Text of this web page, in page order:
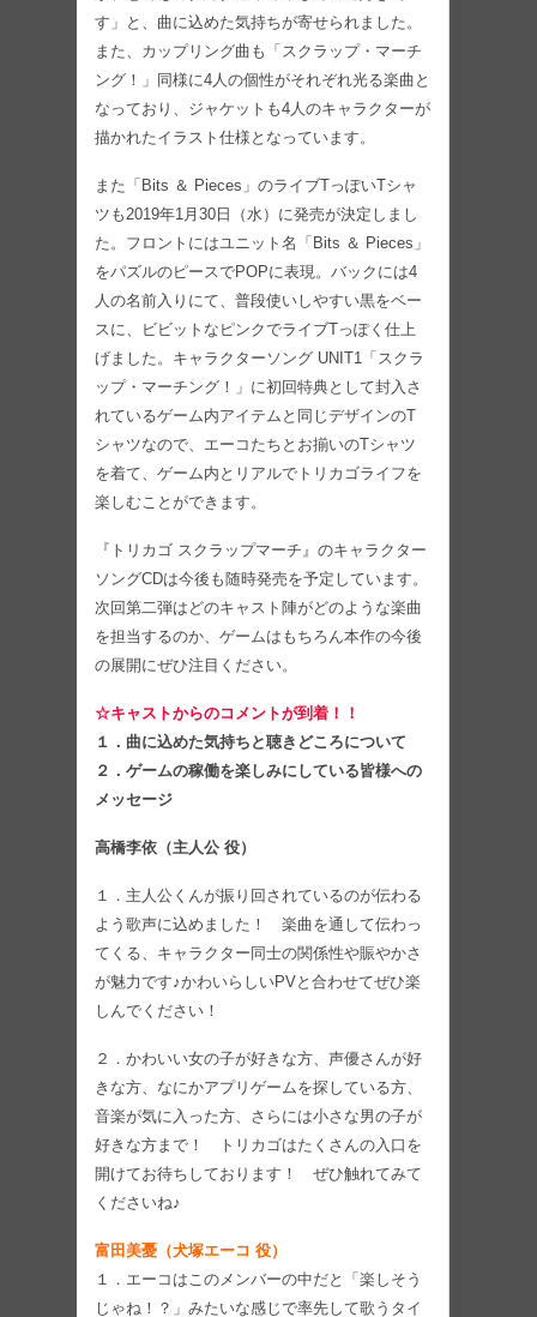
す」と、曲に込めた気持ちが寄せられました。
また、カップリング曲も「スクラップ・マーチ
ング！」同様に4人の個性がそれぞれ光る楽曲と
なっており、ジャケットも4人のキャラクターが
描かれたイラスト仕様となっています。
また「Bits ＆ Pieces」のライブTっぽいTシャ
ツも2019年1月30日（水）に発売が決定しまし
た。フロントにはユニット名「Bits ＆ Pieces」
をパズルのピースでPOPに表現。バックには4
人の名前入りにて、普段使いしやすい黒をベー
スに、ビビットなピンクでライブTっぽく仕上
げました。キャラクターソング UNIT1「スクラ
ップ・マーチング！」に初回特典として封入さ
れているゲーム内アイテムと同じデザインのT
シャツなので、エーコたちとお揃いのTシャツ
を着て、ゲーム内とリアルでトリカゴライフを
楽しむことができます。
『トリカゴ スクラップマーチ』のキャラクター
ソングCDは今後も随時発売を予定しています。
次回第二弾はどのキャスト陣がどのような楽曲
を担当するのか、ゲームはもちろん本作の今後
の展開にぜひ注目ください。
☆キャストからのコメントが到着！！
１．曲に込めた気持ちと聴きどころについて
２．ゲームの稼働を楽しみにしている皆様への
メッセージ
高橋李依（主人公 役）
１．主人公くんが振り回されているのが伝わる
よう歌声に込めました！ 楽曲を通して伝わっ
てくる、キャラクター同士の関係性や賑やかさ
が魅力です♪かわいらしいPVと合わせてぜひ楽
しんでください！
２．かわいい女の子が好きな方、声優さんが好
きな方、なにかアプリゲームを探している方、
音楽が気に入った方、さらには小さな男の子が
好きな方まで！ トリカゴはたくさんの入口を
開けてお待ちしております！ ぜひ触れてみて
くださいね♪
富田美憂（犬塚エーコ 役）
１．​エーコはこのメンバーの中だと「楽しそう
じゃね！？」みたいな感じで率先して歌うタイ